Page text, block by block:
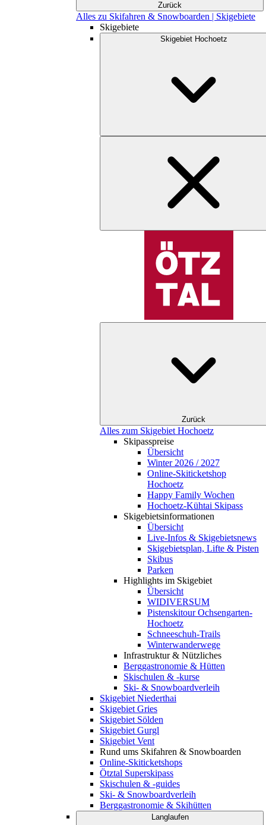
Zurück
Alles zu Skifahren & Snowboarden | Skigebiete
Skigebiete
Skigebiet Hochoetz
Zurück
Alles zum Skigebiet Hochoetz
Skipasspreise
Übersicht
Winter 2026 / 2027
Online-Skiticketshop
Hochoetz
Happy Family Wochen
Hochoetz-Kühtai Skipass
Skigebietsinformationen
Übersicht
Live-Infos & Skigebietsnews
Skigebietsplan, Lifte & Pisten
Skibus
Parken
Highlights im Skigebiet
Übersicht
WIDIVERSUM
Pistenskitour Ochsengarten-
Hochoetz
Schneeschuh-Trails
Winterwanderwege
Infrastruktur & Nützliches
Berggastronomie & Hütten
Skischulen & -kurse
Ski- & Snowboardverleih
Skigebiet Niederthai
Skigebiet Gries
Skigebiet Sölden
Skigebiet Gurgl
Skigebiet Vent
Rund ums Skifahren & Snowboarden
Online-Skiticketshops
Ötztal Superskipass
Skischulen & -guides
Ski- & Snowboardverleih
Berggastronomie & Skihütten
Langlaufen